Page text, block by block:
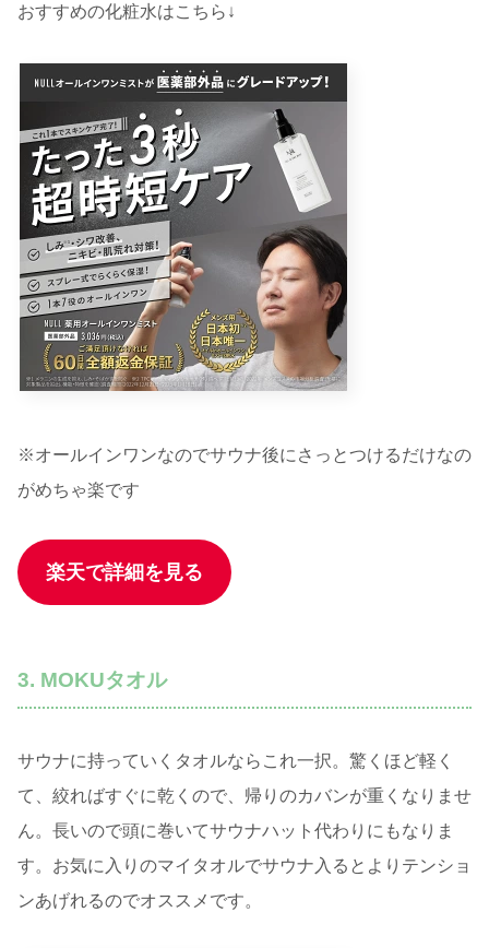
おすすめの化粧水はこちら↓
※オールインワンなのでサウナ後にさっとつけるだけなの
がめちゃ楽です
楽天で詳細を見る
3. MOKUタオル
サウナに持っていくタオルならこれ一択。驚くほど軽く
て、絞ればすぐに乾くので、帰りのカバンが重くなりませ
ん。長いので頭に巻いてサウナハット代わりにもなりま
す。お気に入りのマイタオルでサウナ入るとよりテンショ
ンあげれるのでオススメです。